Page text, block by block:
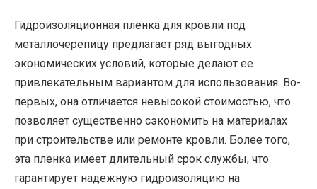
Гидроизоляционная пленка для кровли под
металлочерепицу предлагает ряд выгодных
экономических условий, которые делают ее
привлекательным вариантом для использования. Во-
первых, она отличается невысокой стоимостью, что
позволяет существенно сэкономить на материалах
при строительстве или ремонте кровли. Более того,
эта пленка имеет длительный срок службы, что
гарантирует надежную гидроизоляцию на